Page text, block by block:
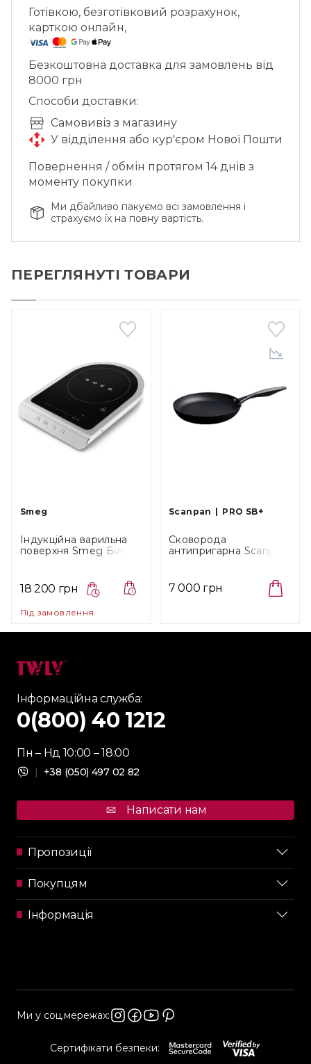
• Кількість програм Функція барбекю - 3
• Функції з термощупом: Цільова
температура
• Функція паузи: Так
Готівкою, безготівковий розрахунок,
карткою онлайн,
Безкоштовна доставка для замовлень від
8000 грн
Способи доставки:
Cамовивіз з магазину
У відділення або кур'єром Нової Пошти
Повернення / обмін протягом 14 днів з
моменту покупки
Ми дбайливо пакуємо всі замовлення і
страхуємо їх на повну вартість.
ПЕРЕГЛЯНУТІ ТОВАРИ
Smeg
Індукційна варильна
поверхня Smeg Біла,
18 200 грн
Під замовлення
Scanpan PRO SB+
Сковорода
антипригарна Scanpan
7 000 грн
Інформаційна служба:
0(800) 40 1212
Пн – Нд 10:00 – 18:00
| +38 (050) 497 02 82
Написати нам
Пропозиції
Покупцям
Інформація
Сертифікати безпеки:
Ми у соц.мережах: